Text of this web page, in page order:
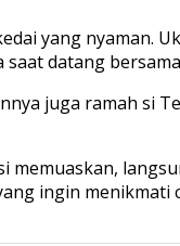
yang nyaman.
datang
juga ramah si
ingin